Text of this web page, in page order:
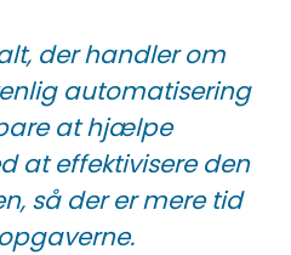
der handler om
automatisering
at hjælpe
at effektivisere den
så der er mere tid